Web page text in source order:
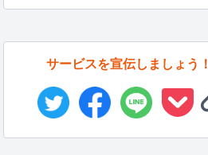
サービスを宣伝しましょう！